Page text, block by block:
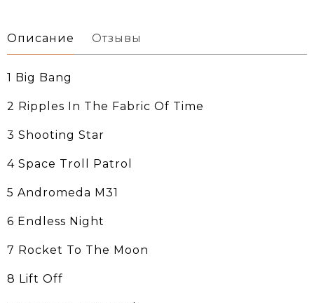
Описание Отзывы
1 Big Bang
2 Ripples In The Fabric Of Time
3 Shooting Star
4 Space Troll Patrol
5 Andromeda M31
6 Endless Night
7 Rocket To The Moon
8 Lift Off